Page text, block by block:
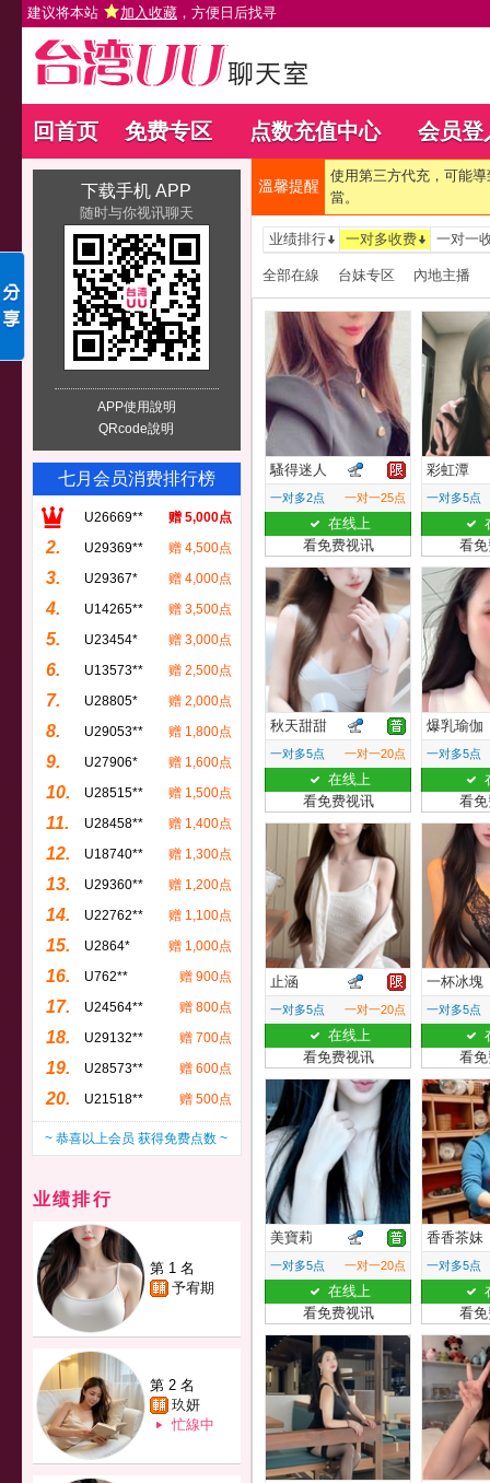
建议将本站 加入收藏 ，方便日后找寻
回首页 免费专区 点数充值中心 会员登
下载手机 APP
随时与你视讯聊天
APP使用說明
QRcode說明
七月会员消费排行榜
U26669** 赠 5,000点
2. U29369** 赠 4,500点
3. U29367* 赠 4,000点
4. U14265** 赠 3,500点
5. U23454* 赠 3,000点
6. U13573** 赠 2,500点
7. U28805* 赠 2,000点
8. U29053** 赠 1,800点
9. U27906* 赠 1,600点
10. U28515** 赠 1,500点
11. U28458** 赠 1,400点
12. U18740** 赠 1,300点
13. U29360** 赠 1,200点
14. U22762** 赠 1,100点
15. U2864* 赠 1,000点
16. U762** 赠 900点
17. U24564** 赠 800点
18. U29132** 赠 700点
19. U28573** 赠 600点
20. U21518** 赠 500点
~ 恭喜以上会员 获得免费点数 ~
业绩排行
第 1 名
予宥期
第 2 名
玖妍
忙線中
溫馨提醒
使用第三方代充，可能
當。
业绩排行 一对多收费 一对一
全部在線 台妹专区 內地主播
騷得迷人
一对多2点 一对一25点
在线上
看免费视讯
彩虹潭
一对多5点
看
秋天甜甜
一对多5点 一对一20点
在线上
看免费视讯
爆乳瑜伽
一对多5点
看
止涵
一对多5点 一对一20点
在线上
看免费视讯
一杯冰塊
一对多5点
看
美寶莉
一对多5点 一对一20点
在线上
看免费视讯
香香茶妹
一对多5点
看